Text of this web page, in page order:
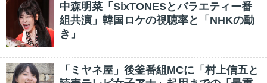
中森明菜「SixTONESとバラエティー番
組共演」韓国ロケの視聴率と「NHKの動
き」
「ミヤネ屋」後釜番組MCに「村上信五と